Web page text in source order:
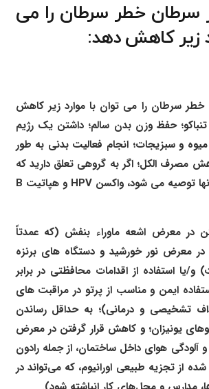
سرطان خطر سرطان را می
زیر کاهش دهد:
سرطان را می توان با موارد زیر کاهش
تنباکو؛ حفظ وزن بدن سالم؛ داشتن یک رژیم
و سبزیجات؛ انجام فعالیت بدنی به طور
مصرف الکل؛ اگر به گروهی تعلق دارید که
واکسیناسیون برای آنها توصیه می شود، واکسن HPV و هپاتیت B
در معرض اشعه ماوراء بنفش (که عمدتاً
در معرض نور خورشید و دستگاه های برنزه
یا استفاده از اقدامات محافظتی در برابر
ایمن و مناسب از پرتو در مراقبت های
تشخیصی و درمانی)؛ به حداقل رساندن
یونیزان؛ و کاهش قرار گرفتن در معرض
آلودگی هوای داخل ساختمان، از جمله رادون
شده از تجزیه طبیعی اورانیوم، که می‌تواند در